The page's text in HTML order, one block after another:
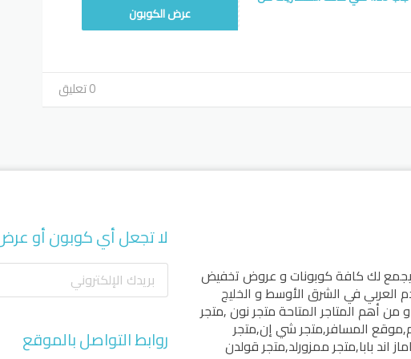
عرض الكوبون
0 تعليق
لك كافة كوبونات و عروض تخفيض
العربي في الشرق الأوسط و الخليج
من أهم المتاجر المتاحةمتجر نون,متجر
,موقع المسافر,متجر شي إن,متجر
اند بابا,متجر ممزورلد,متجر قولدن
لا تجعل أي كوبون أو
روابط التواصل بالموقع